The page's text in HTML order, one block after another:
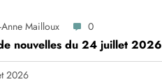
Mailloux 0
nouvelles du 24 juillet 2026
2026